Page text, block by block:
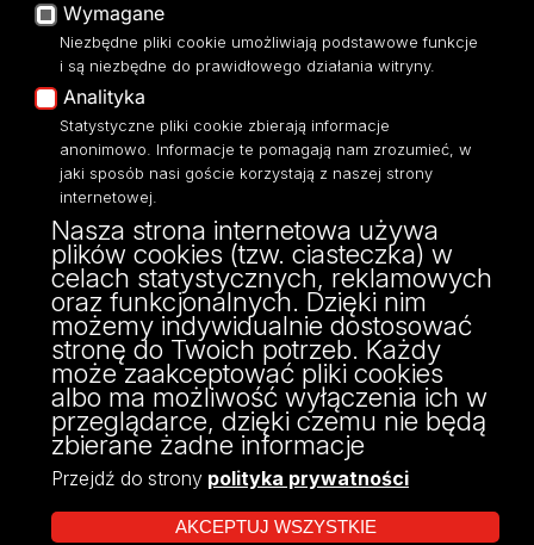
Moodle
Eksperci UŁ
Polityka Prywatności
Dostępność
ul. Narutowicza 68, 90-136 Łódź
NIP: 724 000 32 43
Adres do doręczeń elektronicznych (ADE):
AE:PL-74796-17640-IHHIV-17
KONTAKT
Wymagane
Niezbędne pliki cookie umożliwiają podstawowe funkcje
i są niezbędne do prawidłowego działania witryny.
Analityka
Statystyczne pliki cookie zbierają informacje
anonimowo. Informacje te pomagają nam zrozumieć, w
jaki sposób nasi goście korzystają z naszej strony
internetowej.
Nasza strona internetowa używa
plików cookies (tzw. ciasteczka) w
celach statystycznych, reklamowych
oraz funkcjonalnych. Dzięki nim
możemy indywidualnie dostosować
stronę do Twoich potrzeb. Każdy
może zaakceptować pliki cookies
albo ma możliwość wyłączenia ich w
przeglądarce, dzięki czemu nie będą
zbierane żadne informacje
Przejdź do strony polityka prywatności
AKCEPTUJ WSZYSTKIE